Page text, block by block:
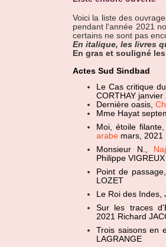
Voici la liste des
pendant l'année 2021
certains ne sont pas
En italique, les livres
En gras et souligné
Actes Sud Sindbad
Le Cas critique
CORTHAY janvier
Dernière oasis,
Mme Hayat
Moi, étoile
arabe mars, 2021
Monsieur N.,
Philippe VIGREUX
Point de
LOZET
Le Roi des
Sur les traces
2021 Richard
Trois saisons en
LAGRANGE